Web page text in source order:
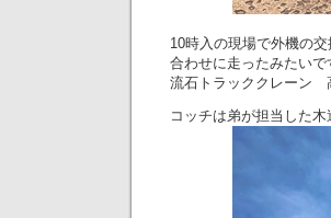
10時入の現場で外機の
合わせに走ったみたいで
流石トラッククレーン
コッチは弟が担当した木